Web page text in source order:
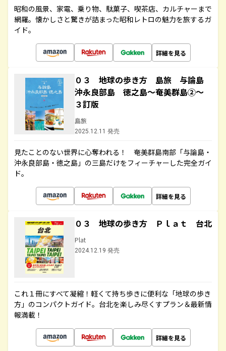
昭和の風景、家電、乗り物、駄菓子、喫茶店、カルチャーまで
網羅。懐かしさと驚きが詰まった昭和レトロの魅力を旅するガ
イド。
詳細を見る
０３ 地球の歩き方 島旅 与論島
沖永良部島 徳之島～奄美群島②～
３訂版
島旅
2025.12.11 発売
見たことのない世界に心奪われる！ 奄美群島南部「与論島・
沖永良部島・徳之島」の三島だけをフィーチャーした完全ガイ
ド。
詳細を見る
０３ 地球の歩き方 Ｐｌａｔ 台北
Plat
2024.12.19 発売
これ１冊にすべて凝縮！軽くて持ち歩きに便利な「地球の歩き
方」のコンパクトガイド。台北を楽しみ尽くすプラン＆最新情
報満載！
詳細を見る